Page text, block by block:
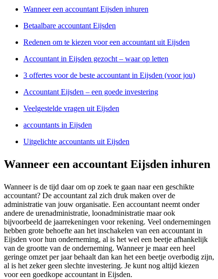
Wanneer een accountant Eijsden inhuren
Betaalbare accountant Eijsden
Redenen om te kiezen voor een accountant uit Eijsden
Accountant in Eijsden gezocht – waar op letten
3 offertes voor de beste accountant in Eijsden (voor jou)
Accountant Eijsden – een goede investering
Veelgestelde vragen uit Eijsden
accountants in Eijsden
Uitgelichte accountants uit Eijsden
Wanneer een accountant Eijsden inhuren
Wanneer is de tijd daar om op zoek te gaan naar een geschikte
accountant? De accountant zal zich druk maken over de
administratie van jouw organisatie. Een accountant neemt onder
andere de urenadministratie, loonadministratie maar ook
bijvoorbeeld de jaarrekeningen voor rekening. Veel ondernemingen
hebben grote behoefte aan het inschakelen van een accountant in
Eijsden voor hun onderneming, al is het wel een beetje afhankelijk
van de grootte van de onderneming. Wanneer je maar een heel
geringe omzet per jaar behaalt dan kan het een beetje overbodig zijn,
al is het zeker geen slechte investering. Je kunt nog altijd kiezen
voor een goedkope accountant in Eijsden.